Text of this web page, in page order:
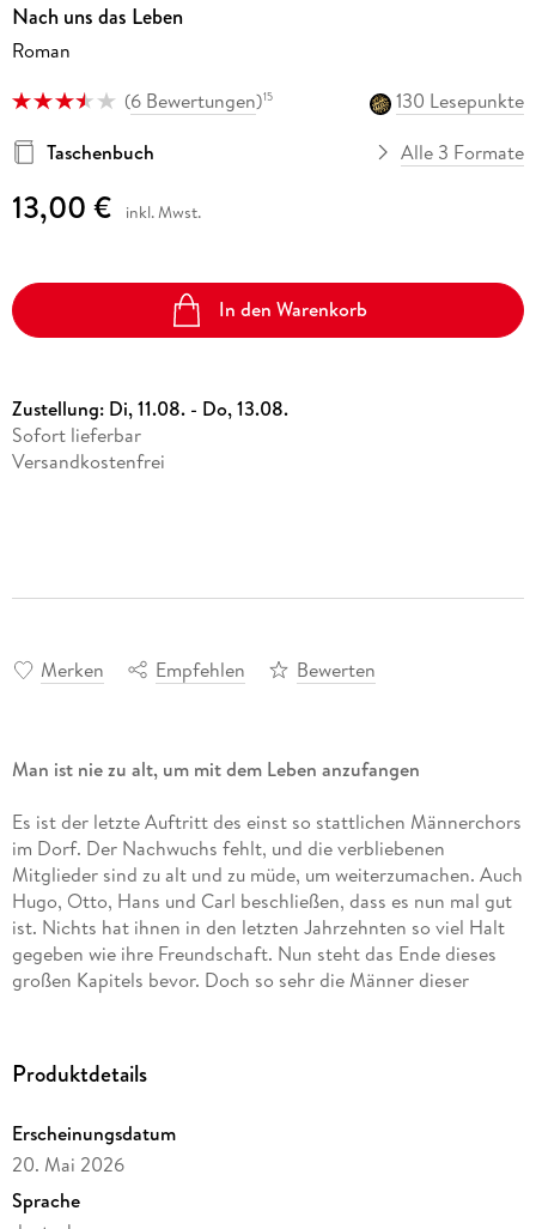
Nach uns das Leben
Roman
(6 Bewertungen)15
130 Lesepunkte
Taschenbuch
Alle 3 Formate
13,00 € inkl. Mwst.
In den Warenkorb
Zustellung: Di, 11.08. - Do, 13.08.
Sofort lieferbar
Versandkostenfrei
Merken Empfehlen Bewerten
Man ist nie zu alt, um mit dem Leben anzufangen
Es ist der letzte Auftritt des einst so stattlichen Männerchors
im Dorf. Der Nachwuchs fehlt, und die verbliebenen
Mitglieder sind zu alt und zu müde, um weiterzumachen. Auch
Hugo, Otto, Hans und Carl beschließen, dass es nun mal gut
ist. Nichts hat ihnen in den letzten Jahrzehnten so viel Halt
gegeben wie ihre Freundschaft. Nun steht das Ende dieses
großen Kapitels bevor. Doch so sehr die Männer dieser
unerreichbar abgetan haben, endlich zu erfüllen.
Mit viel Wärme und Zuneigung für ihre Figuren erzählt
aus ihrem Abschied einen Neubeginn machen.
Produktdetails
Erscheinungsdatum
20. Mai 2026
Sprache